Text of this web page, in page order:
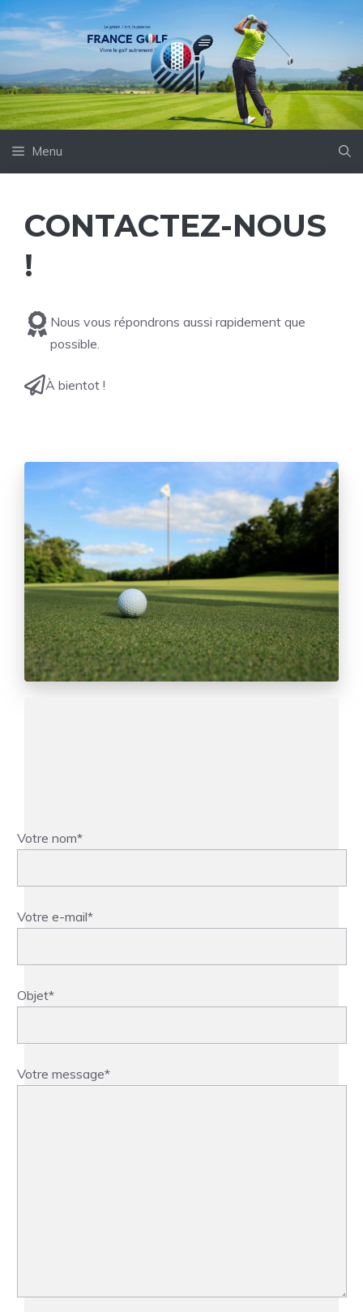
Aller
au
contenu
Menu
CONTACTEZ-NOUS
!
Nous vous répondrons aussi rapidement que
possible.
À bientot !
Votre nom*
Votre e-mail*
Objet*
Votre message*